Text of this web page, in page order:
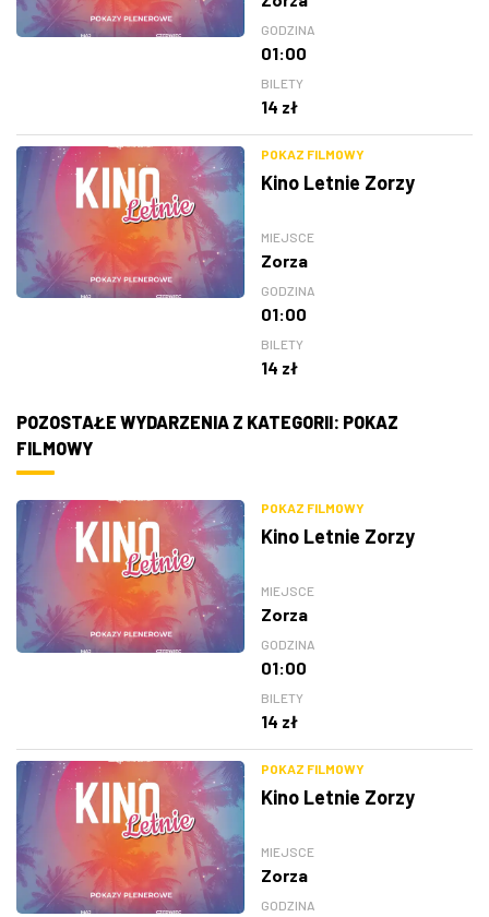
GODZINA
01:00
BILETY
14 zł
POKAZ FILMOWY
Kino Letnie Zorzy
MIEJSCE
Zorza
GODZINA
01:00
BILETY
14 zł
POZOSTAŁE WYDARZENIA Z KATEGORII: POKAZ
FILMOWY
POKAZ FILMOWY
Kino Letnie Zorzy
MIEJSCE
Zorza
GODZINA
01:00
BILETY
14 zł
POKAZ FILMOWY
Kino Letnie Zorzy
MIEJSCE
Zorza
GODZINA